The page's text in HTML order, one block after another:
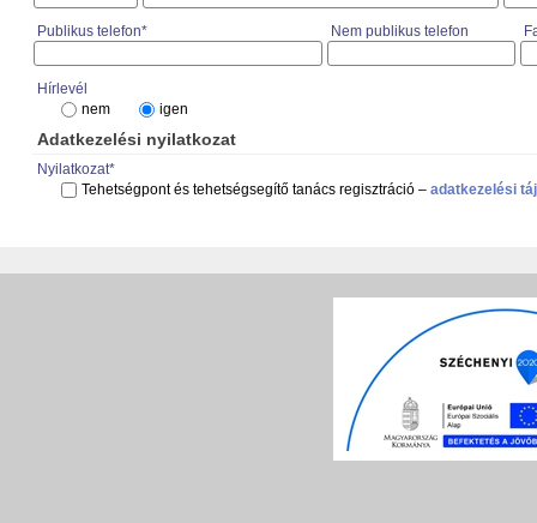
Publikus telefon* Nem publikus telefon
Hírlevél
nem
igen
Adatkezelési nyilatkozat
Nyilatkozat*
Tehetségpont és tehetségsegítő tanács regisztráció – adatkezelési